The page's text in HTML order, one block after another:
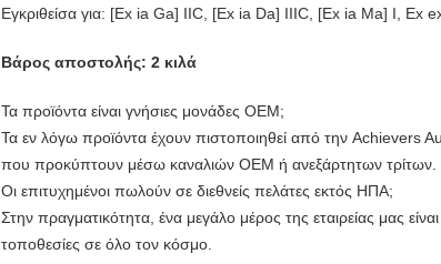
Εγκριθείσα για: [Ex ia Ga] IIC, [Ex ia Da] IIIC, [Ex ia Ma] I, Ex
Βάρος αποστολής: 2 κιλά
Τα προϊόντα είναι γνήσιες μονάδες OEM;
Τα εν λόγω προϊόντα έχουν πιστοποιηθεί από την Achievers
που προκύπτουν μέσω καναλιών OEM ή ανεξάρτητων τρίτων.
Οι επιτυχημένοι πωλούν σε διεθνείς πελάτες εκτός ΗΠΑ;
Στην πραγματικότητα, ένα μεγάλο μέρος της εταιρείας μας
τοποθεσίες σε όλο τον κόσμο.